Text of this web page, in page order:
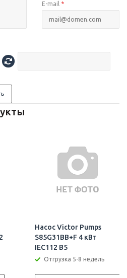
E-mail *
Насос Victor Pumps
S85G31BB+F 4 кВт
IEC112 B5
Отгрузка 5-8 недель